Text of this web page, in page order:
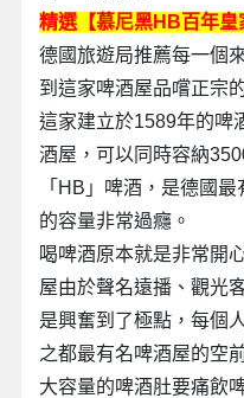
精選【慕尼黑HB百年皇
德國旅遊局推薦每一個
到這家啤酒屋品嚐正宗
這家建立於1589年的啤
酒屋，可以同時容納
「HB」啤酒，是德國
的容量非常過癮。
喝啤酒原本就是非常開
屋由於聲名遠播、觀光
是興奮到了極點，每個
之都最有名啤酒屋的空
大容量的啤酒肚要痛飲